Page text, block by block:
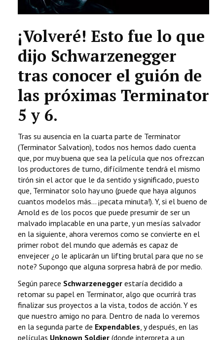
¡Volveré! Esto fue lo que
dijo Schwarzenegger
tras conocer el guión de
las próximas Terminator
5 y 6.
Tras su ausencia en la cuarta parte de Terminator
(Terminator Salvation), todos nos hemos dado cuenta
que, por muy buena que sea la película que nos ofrezcan
los productores de turno, difícilmente tendrá el mismo
tirón sin el actor que le da sentido y significado, puesto
que, Terminator solo hay uno (puede que haya algunos
cuantos modelos más... ¡pecata minuta!). Y, si el bueno de
Arnold es de los pocos que puede presumir de ser un
malvado implacable en una parte, y un mesías salvador
en la siguiente, ahora veremos como se convierte en el
primer robot del mundo que además es capaz de
envejecer ¿o le aplicarán un lifting brutal para que no se
note? Supongo que alguna sorpresa habrá de por medio.
Según parece Schwarzenegger estaría decidido a
retomar su papel en Terminator, algo que ocurrirá tras
finalizar sus proyectos a la vista, todos de acción. Y es
que nuestro amigo no para. Dentro de nada lo veremos
en la segunda parte de Expendables , y después, en las
películas Unknown Soldier (donde interpreta a un